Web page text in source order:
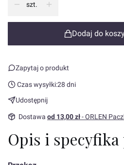
szt.
Dodaj do
Zapytaj o produkt
Czas wysyłki:28 dni
Udostępnij
Dostawa od 13,00 zł- ORLEN
Opis i